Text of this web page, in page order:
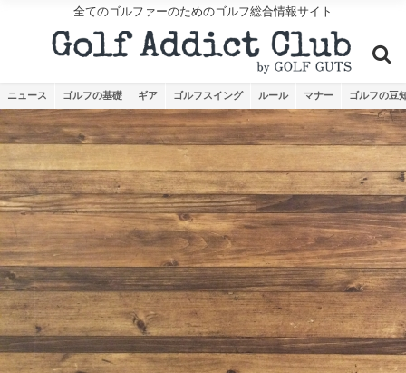
全てのゴルファーのためのゴルフ総合情報サイト
ニュース ゴルフの基礎 ギア ゴルフスイング ルール マナー ゴルフの豆